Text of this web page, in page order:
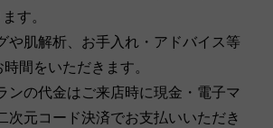
す。
や肌解析、お手入れ・アドバイス等
間をいただきます。
ンの代金はご来店時に現金・電子マ
次元コード決済でお支払いいただき